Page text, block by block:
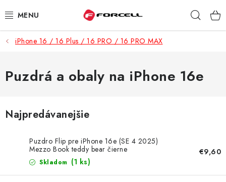
na
PUZDRÁ A OBALY
TVRDENÉ SKLÁ
NABÍJAČKY
DRŽIAKY NA MOBIL
BATÉRIE DO MOBILOV
iPhone 16 / 16 Plus / 16 PRO / 16 PRO MAX
Puzdrá a obaly na iPhone 16e
Najpredávanejšie
Puzdro Flip pre iPhone 16e (SE 4 2025)
Mezzo Book teddy bear čierne
Skladom (1 ks)
€9,60